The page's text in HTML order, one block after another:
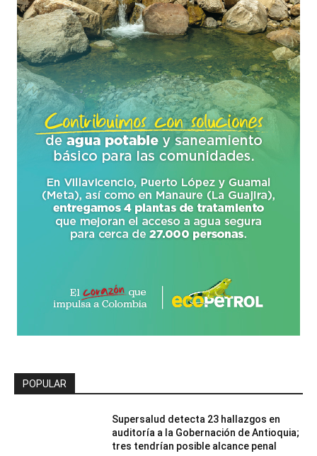
POPULAR
Supersalud detecta 23 hallazgos en
auditoría a la Gobernación de Antioquia;
tres tendrían posible alcance penal